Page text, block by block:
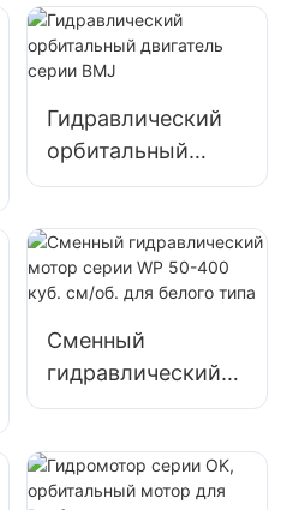
мини-экскаватора
Eaton
Гидравлический
орбитальный
двигатель серии
Сменный
гидравлический
мотор серии WP
для белого типа